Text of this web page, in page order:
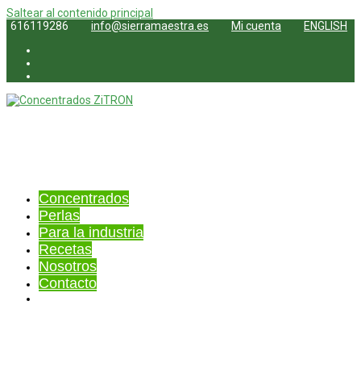
Saltear al contenido principal
616119286
info@sierramaestra.es Mi cuenta
ENGLISH
Concentrados
Perlas
Para la industria
Recetas
Nosotros
Contacto